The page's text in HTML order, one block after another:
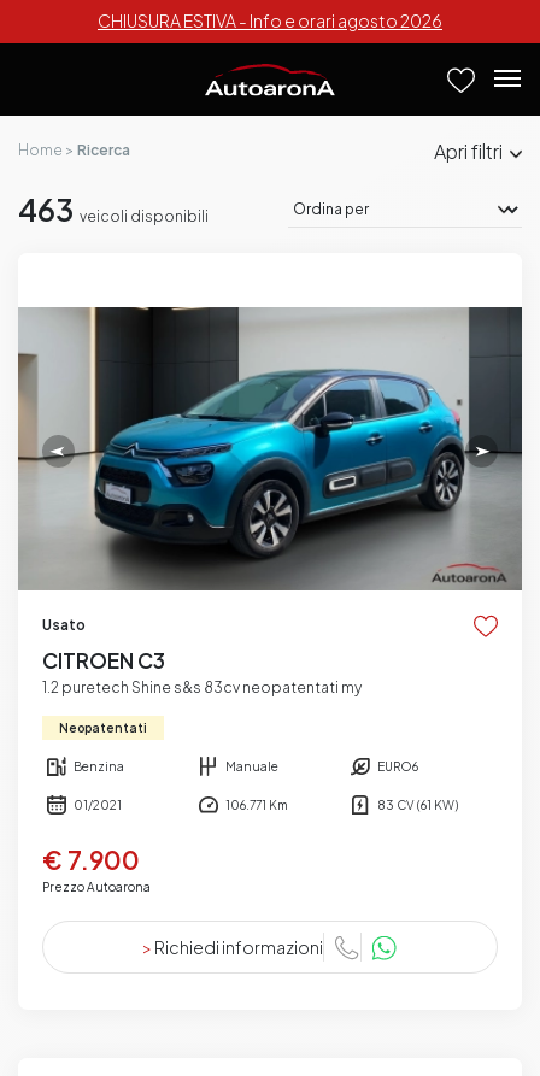
CHIUSURA ESTIVA - Info e orari agosto 2026
Home Ricerca filtri
463 veicoli disponibili
Usato
CITROEN C3
1.2 puretech Shine s&s 83cv neopatentati my
Neopatentati
Benzina Manuale EURO6
01/2021 106.771 Km 83 CV (61 KW)
€ 7.900
Prezzo Autoarona
> Richiedi informazioni